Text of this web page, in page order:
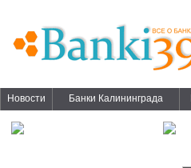
Новости Банки Калининграда